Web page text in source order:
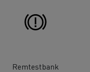
Remtestbank